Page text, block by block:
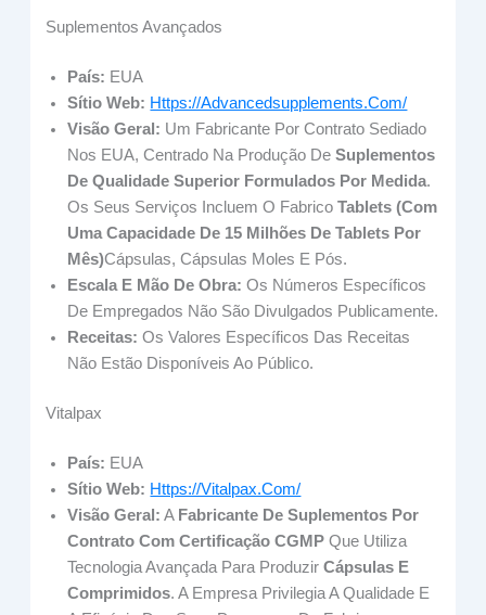
Suplementos Avançados
País: EUA
Sítio Web: Https://advancedsupplements.com/
Visão Geral: Um Fabricante Por Contrato Sediado
Nos EUA, Centrado Na Produção DeSuplementos
De Qualidade Superior Formulados Por Medida.
Os Seus Serviços Incluem O FabricoTablets (com
Uma Capacidade De 15 Milhões De Tablets Por
Mês)Cápsulas, Cápsulas Moles E Pós.
Escala E Mão De Obra: Os Números Específicos
De Empregados Não São Divulgados Publicamente.
Receitas: Os Valores Específicos Das Receitas
Não Estão Disponíveis Ao Público.
Vitalpax
País: EUA
Sítio Web: Https://vitalpax.com/
Visão Geral: A Fabricante De Suplementos Por
Contrato Com Certificação CGMP Que Utiliza
Tecnologia Avançada Para ProduzirCápsulas E
Comprimidos. A Empresa Privilegia A Qualidade E